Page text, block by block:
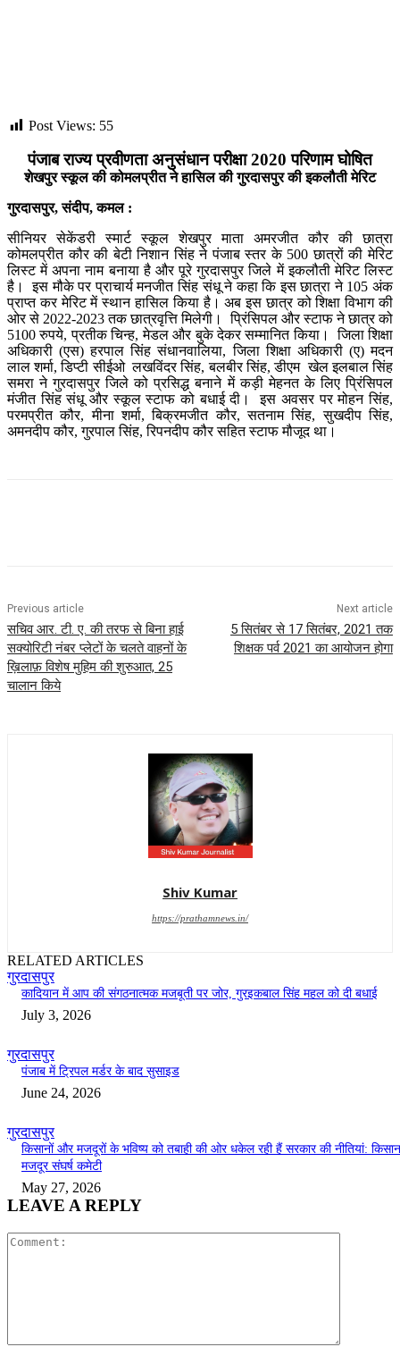
Post Views: 55
पंजाब राज्य प्रवीणता अनुसंधान परीक्षा 2020 परिणाम घोषित
शेखपुर स्कूल की कोमलप्रीत ने हासिल की गुरदासपुर की इकलौती मेरिट
गुरदासपुर, संदीप, कमल :
सीनियर सेकेंडरी स्मार्ट स्कूल शेखपुर माता अमरजीत कौर की छात्रा
कोमलप्रीत कौर की बेटी निशान सिंह ने पंजाब स्तर के 500 छात्रों की मेरिट
लिस्ट में अपना नाम बनाया है और पूरे गुरदासपुर जिले में इकलौती मेरिट लिस्ट
है। इस मौके पर प्राचार्य मनजीत सिंह संधू ने कहा कि इस छात्रा ने 105 अंक
प्राप्त कर मेरिट में स्थान हासिल किया है। अब इस छात्र को शिक्षा विभाग की
ओर से 2022-2023 तक छात्रवृत्ति मिलेगी। प्रिंसिपल और स्टाफ ने छात्र को
5100 रुपये, प्रतीक चिन्ह, मेडल और बुके देकर सम्मानित किया। जिला शिक्षा
अधिकारी (एस) हरपाल सिंह संधानवालिया, जिला शिक्षा अधिकारी (ए) मदन
लाल शर्मा, डिप्टी सीईओ लखविंदर सिंह, बलबीर सिंह, डीएम खेल इलबाल सिंह
समरा ने गुरदासपुर जिले को प्रसिद्ध बनाने में कड़ी मेहनत के लिए प्रिंसिपल
मंजीत सिंह संधू और स्कूल स्टाफ को बधाई दी। इस अवसर पर मोहन सिंह,
परमप्रीत कौर, मीना शर्मा, बिक्रमजीत कौर, सतनाम सिंह, सुखदीप सिंह,
अमनदीप कौर, गुरपाल सिंह, रिपनदीप कौर सहित स्टाफ मौजूद था।
Previous article
सचिव आर. टी. ए. की तरफ से बिना हाई
सक्योरिटी नंबर प्लेटों के चलते वाहनों के
ख़िलाफ़ विशेष मुहिम की शुरुआत, 25
चालान किये
Next article
5 सितंबर से 17 सितंबर, 2021 तक
शिक्षक पर्व 2021 का आयोजन होगा
Shiv Kumar
https://prathamnews.in/
RELATED ARTICLES
गुरदासपुर
कादियान में आप की संगठनात्मक मजबूती पर जोर, गुरइकबाल सिंह महल को दी बधाई
July 3, 2026
गुरदासपुर
पंजाब में ट्रिपल मर्डर के बाद सुसाइड
June 24, 2026
गुरदासपुर
किसानों और मजदूरों के भविष्य को तबाही की ओर धकेल रही हैं सरकार की नीतियां: किसान
मजदूर संघर्ष कमेटी
May 27, 2026
LEAVE A REPLY